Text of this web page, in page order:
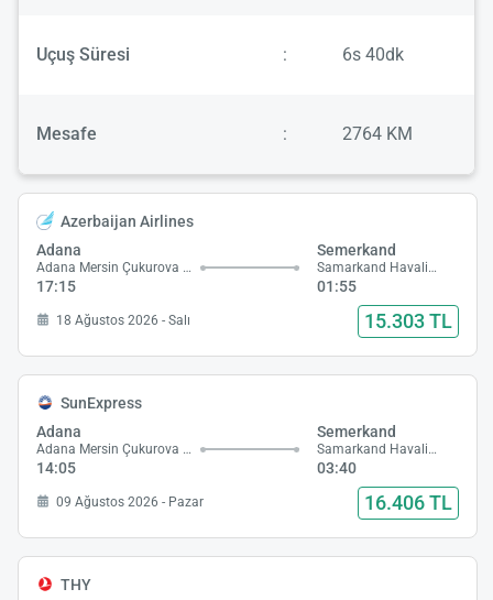
Uçuş Süresi : 6s 40dk
Mesafe : 2764 KM
Azerbaijan Airlines
Adana
Adana Mersin Çukurova Havalimanı
17:15
Semerkand
Samarkand Havalimanı
01:55
18 Ağustos 2026 - Salı 15.303 TL
SunExpress
Adana
Adana Mersin Çukurova Havalimanı
14:05
Semerkand
Samarkand Havalimanı
03:40
09 Ağustos 2026 - Pazar 16.406 TL
THY